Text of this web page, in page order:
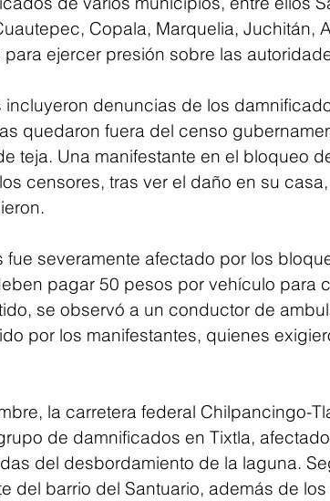
Copala, Marquelia, Juchitán,
ejercer presión sobre las
incluyeron denuncias de los
quedaron fuera del censo
teja. Una manifestante en el bloqueo
censores, tras ver el daño en su
fue severamente afectado por los
pagar 50 pesos por vehículo para
se observó a un conductor de
por los manifestantes, quienes
la carretera federal Chilpancingo-
de damnificados en Tixtla,
del desbordamiento de la laguna.
del barrio del Santuario, además de